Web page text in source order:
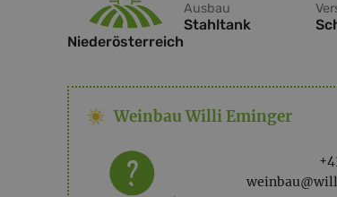
Niederösterreich
Ausbau
Stahltank
Weinbau Willi Eminger